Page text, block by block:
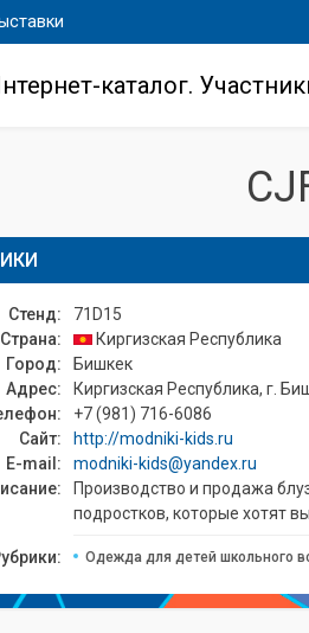
каталог.
Стенд:
71D15
Страна:
Киргизская Республика
Город:
Бишкек
Адрес:
Киргизская Республика, г.
+7 (981) 716-6086
Сайт:
http://modniki-kids.ru
E-mail:
modniki-kids@yandex.ru
Производство и продажа
подростков, которые хотят
Одежда для детей школьного